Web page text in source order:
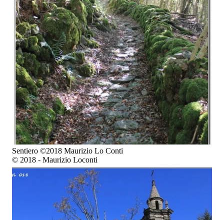
Sentiero ©2018 Maurizio Lo Conti
© 2018 - Maurizio Loconti